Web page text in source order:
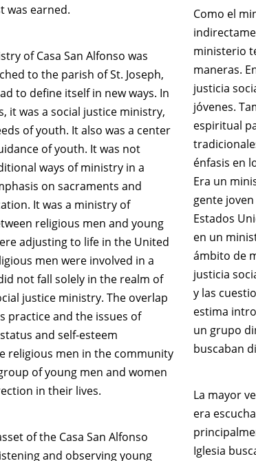
was earned.
of Casa San Alfonso was
to the parish of St. Joseph,
to define itself in new ways. In
it was a social justice ministry,
of youth. It also was a center
of youth. It was not
ways of ministry in a
on sacraments and
It was a ministry of
religious men and young
adjusting to life in the United
men were involved in a
not fall solely in the realm of
justice ministry. The overlap
practice and the issues of
and self-esteem
religious men in the community
of young men and women
in their lives.
of the Casa San Alfonso
and observing young
Como el
ministerio
maneras.
justicia
jóvenes.
espiritual
énfasis en
Era un
gente
Estados
en un
ámbito de
justicia
y las
estima
un grupo
buscaban
La mayor
era
Iglesia